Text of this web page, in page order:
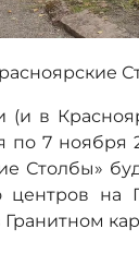
в
7 ноября
Столбы»
центров на